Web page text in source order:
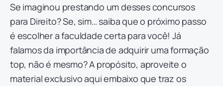
Se imaginou prestando um desses concursos
para Direito? Se, sim… saiba que o próximo passo
é escolher a faculdade certa para você! Já
falamos da importância de adquirir uma formação
top, não é mesmo? A propósito, aproveite o
material exclusivo aqui embaixo que traz os